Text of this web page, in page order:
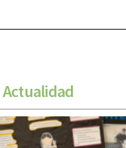
Actualidad